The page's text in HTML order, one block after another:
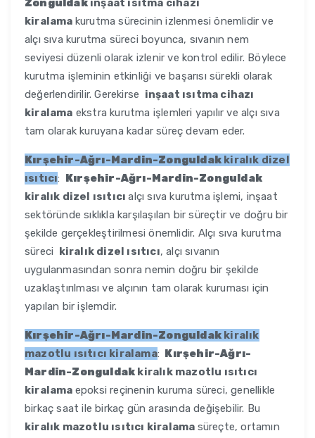
Zonguldakinşaat ısıtma cihazı
kiralama kurutma sürecinin izlenmesi önemlidir ve
alçı sıva kurutma süreci boyunca, sıvanın nem
seviyesi düzenli olarak izlenir ve kontrol edilir. Böylece
kurutma işleminin etkinliği ve başarısı sürekli olarak
değerlendirilir. Gerekirse inşaat ısıtma cihazı
kiralama ekstra kurutma işlemleri yapılır ve alçı sıva
tam olarak kuruyana kadar süreç devam eder.
Kırşehir-Ağrı-Mardin-Zonguldak kiralık dizel
ısıtıcı: Kırşehir-Ağrı-Mardin-Zonguldak
kiralık dizel ısıtıcıalçı sıva kurutma işlemi, inşaat
sektöründe sıklıkla karşılaşılan bir süreçtir ve doğru bir
şekilde gerçekleştirilmesi önemlidir. Alçı sıva kurutma
süreci kiralık dizel ısıtıcı, alçı sıvanın
uygulanmasından sonra nemin doğru bir şekilde
uzaklaştırılması ve alçının tam olarak kuruması için
yapılan bir işlemdir.
Kırşehir-Ağrı-Mardin-Zonguldak kiralık
mazotlu ısıtıcı kiralama: Kırşehir-Ağrı-
Mardin-Zonguldak kiralık mazotlu ısıtıcı
kiralama epoksi reçinenin kuruma süreci, genellikle
birkaç saat ile birkaç gün arasında değişebilir. Bu
kiralık mazotlu ısıtıcı kiralama süreçte, ortamın